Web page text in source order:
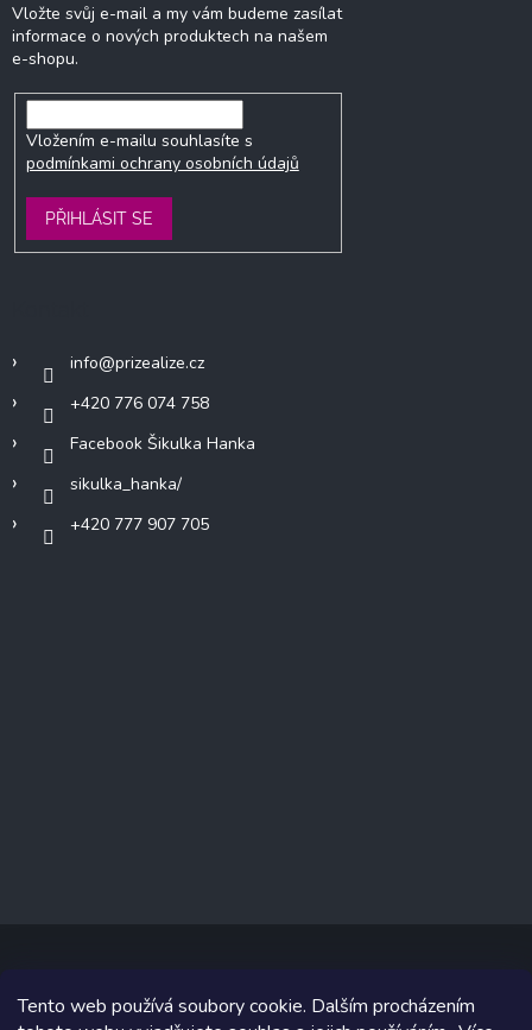
Tento web používá soubory cookie. Dalším procházením
Vložte svůj e-mail a my vám budeme zasílat
informace o nových produktech na našem
e-shopu.
Vložením e-mailu souhlasíte s
podmínkami ochrany osobních údajů
PŘIHLÁSIT SE
info@prizealize.cz
+420 776 074 758
Facebook Šikulka Hanka
sikulka_hanka/
+420 777 907 705
Copyright 2026www.prizealize.cz. Všechna práva vyhrazena.